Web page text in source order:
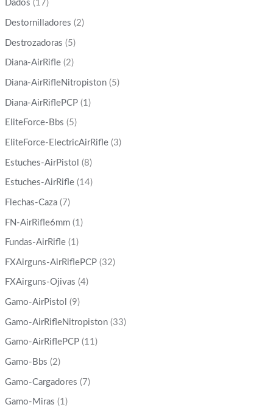
Dados (17)
Destornilladores (2)
Destrozadoras (5)
Diana-AirRifle (2)
Diana-AirRifleNitropiston (5)
Diana-AirRiflePCP (1)
EliteForce-Bbs (5)
EliteForce-ElectricAirRifle (3)
Estuches-AirPistol (8)
Estuches-AirRifle (14)
Flechas-Caza (7)
FN-AirRifle6mm (1)
Fundas-AirRifle (1)
FXAirguns-AirRiflePCP (32)
FXAirguns-Ojivas (4)
Gamo-AirPistol (9)
Gamo-AirRifleNitropiston (33)
Gamo-AirRiflePCP (11)
Gamo-Bbs (2)
Gamo-Cargadores (7)
Gamo-Miras (1)